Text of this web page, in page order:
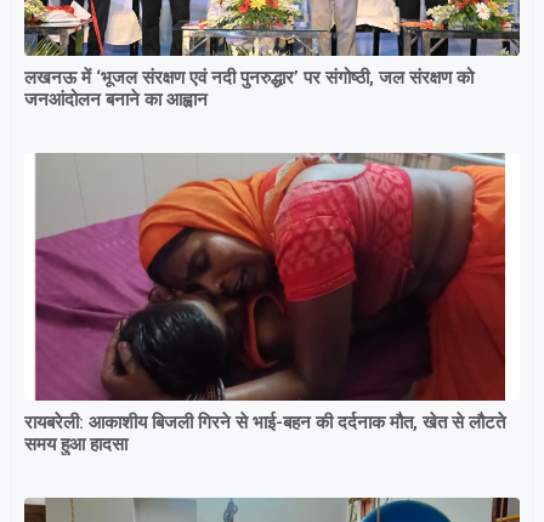
लखनऊ में ‘भूजल संरक्षण एवं नदी पुनरुद्धार’ पर संगोष्ठी, जल संरक्षण को
जनआंदोलन बनाने का आह्वान
रायबरेली: आकाशीय बिजली गिरने से भाई-बहन की दर्दनाक मौत, खेत से लौटते
समय हुआ हादसा